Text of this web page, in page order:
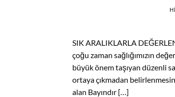
SIK ARALIKLARLA
çoğu zaman sağlığımızın
büyük önem taşıyan düzenli
ortaya çıkmadan
alan Bayındır […]